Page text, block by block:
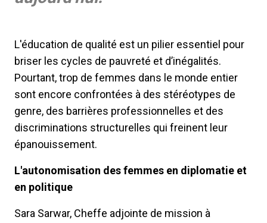
L'éducation de qualité est un pilier essentiel pour
briser les cycles de pauvreté et d’inégalités.
Pourtant, trop de femmes dans le monde entier
sont encore confrontées à des stéréotypes de
genre, des barrières professionnelles et des
discriminations structurelles qui freinent leur
épanouissement.
L'autonomisation des femmes en diplomatie et
en politique
Sara Sarwar, Cheffe adjointe de mission à